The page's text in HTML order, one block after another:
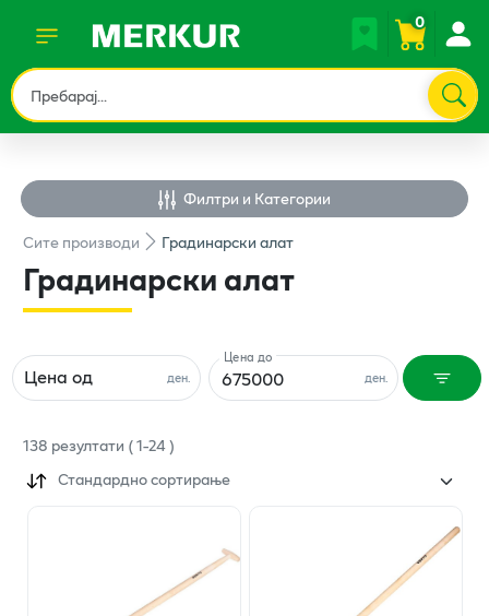
0
Филтри и Категории
Ситепроизводи Градинарски алат
Градинарски алат
ден.
Цена од ден.
Цена до
138 резултати (1-24)
Стандардно сортирање